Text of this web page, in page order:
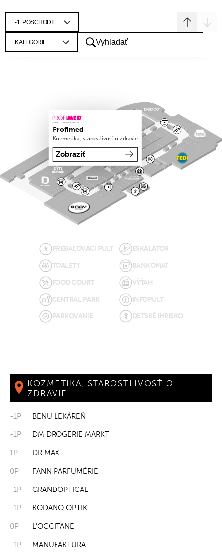
PREBAĽOVACÍ PULT
TOALETY
FOOD COURT
CENTRAL PARK
PARKOVANIE
ESKALÁTOR
BANKOMAT
VÝŤAH
INFOPULT
DETSKÉ IHRISKO
Profimed
Kozmetika, starostlivosť o zdravie
Zobraziť
KOZMETIKA, STAROSTLIVOSŤ O
ZDRAVIE
-1P BENU LEKÁREŇ
-1P DM DROGERIE MARKT
1P DR.MAX
0P FANN PARFUMÉRIE
-1P GRANDOPTICAL
-1P KODANO OPTIK
0P L’OCCITANE
-1P MANUFAKTURA